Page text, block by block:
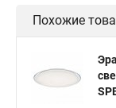
Похожие